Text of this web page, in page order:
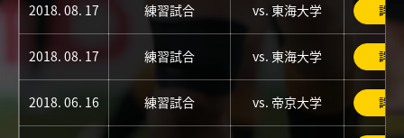
2018. 08. 17 練習試合 vs. 東海大学 詳細
2018. 08. 17 練習試合 vs. 東海大学 詳細
2018. 06. 16 練習試合 vs. 帝京大学 詳細